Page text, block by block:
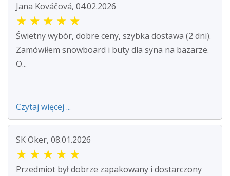
Jana Kováčová, 04.02.2026
★ ★ ★ ★ ★
Świetny wybór, dobre ceny, szybka dostawa (2 dni).
Zamówiłem snowboard i buty dla syna na bazarze.
O...
Czytaj więcej ...
SK Oker, 08.01.2026
★ ★ ★ ★ ★
Przedmiot był dobrze zapakowany i dostarczony